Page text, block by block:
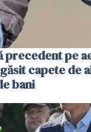
precedent pe
capete de
bani